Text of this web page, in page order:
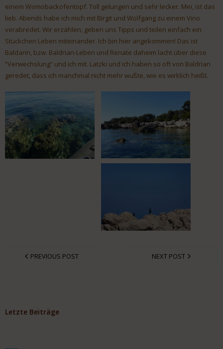
einem Womobackofentopf. Toll gelungen und sehr lecker. Mei, ist das
lieb. Abends habe ich mich mit Birgit und Wolfgang zu einem Vino
verabredet. Wir erzählen, geben uns Tipps und teilen einfach ein
Stückchen Leben miteinander. Ich bin hier angekommen! Das ist
Baldarin, bzw. Baldrian-Leben und Renate daheim lacht über diese
“Verwechslung” und ich mit. Latzki und ich haben so oft von Baldrian
geredet, dass ich manchmal nicht mehr wußte, wie es wirklich heißt.
PREVIOUS POST NEXT POST
Letzte Beiträge